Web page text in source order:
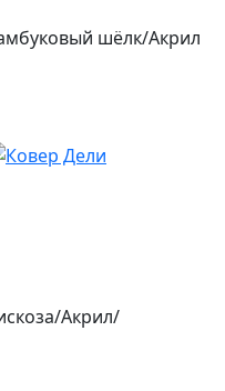
шёлк/Акрил
Акрил/